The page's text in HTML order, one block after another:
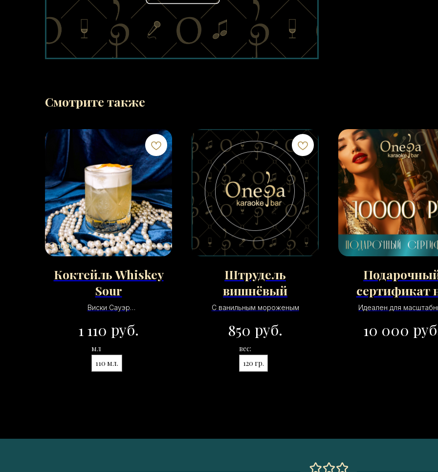
Смотрите также
Коктейль Whiskey
Sour
Виски Сауэр
сахарный сироп/белок/лед
1 110 руб.
мл
110 мл.
Штрудель
вишнёвый
С ванильным мороженым
850 руб.
вес:
120 гр.
сертификат
10000
Идеален для
мероприятий или
Обладатель сможет
10 000